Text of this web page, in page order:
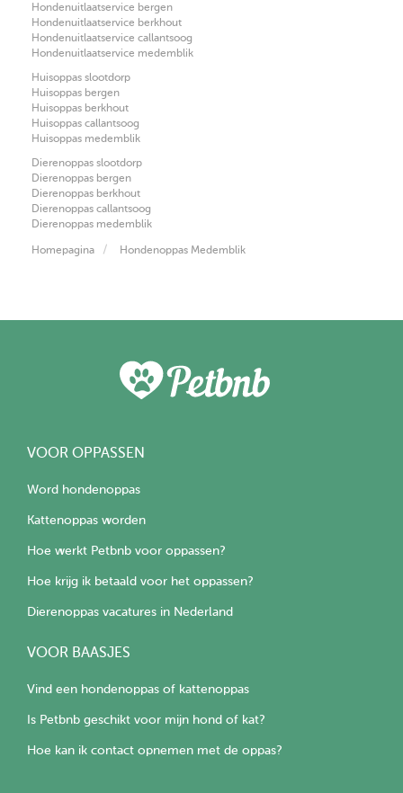
Hondenuitlaatservice bergen
Hondenuitlaatservice berkhout
Hondenuitlaatservice callantsoog
Hondenuitlaatservice medemblik
Huisoppas slootdorp
Huisoppas bergen
Huisoppas berkhout
Huisoppas callantsoog
Huisoppas medemblik
Dierenoppas slootdorp
Dierenoppas bergen
Dierenoppas berkhout
Dierenoppas callantsoog
Dierenoppas medemblik
Homepagina Hondenoppas Medemblik
VOOR OPPASSEN
Word hondenoppas
Kattenoppas worden
Hoe werkt Petbnb voor oppassen?
Hoe krijg ik betaald voor het oppassen?
Dierenoppas vacatures in Nederland
VOOR BAASJES
Vind een hondenoppas of kattenoppas
Is Petbnb geschikt voor mijn hond of kat?
Hoe kan ik contact opnemen met de oppas?